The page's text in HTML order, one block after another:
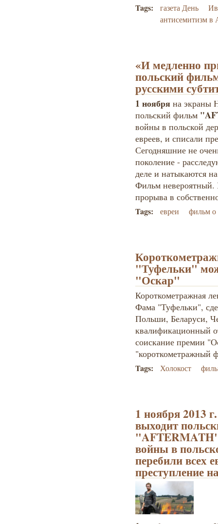
Tags: газета День
антисемитизм в
«И медленно
польский
русскими
1 ноября на экраны
польский фильм
войны в польской
евреев, и списали
Сегодняшние не
поколение -
деле и натыкаются
Фильм
прорыва в
Tags: евреи фильм о
"Туфельки"
"Оскар"
Короткометражная
Фама "Туфельки",
Польши, Беларуси,
квалификационный
соискание премии
"короткометражный
Tags: Холокост
1 ноября 2013
выходит
войны в
перебили всех
преступление